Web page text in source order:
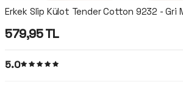
Erkek Slip Külot Tender Cotton 9232 - Gri
579,95TL
5.0